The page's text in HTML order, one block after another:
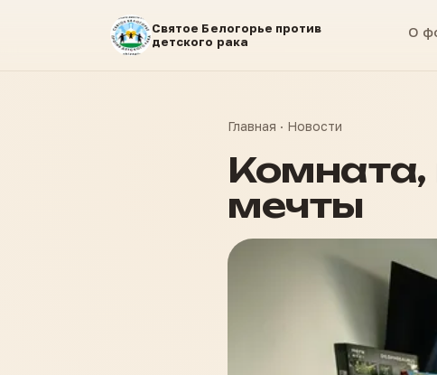
Святое Белогорье против
детского рака
О
Главная · Новости
Комната,
мечты